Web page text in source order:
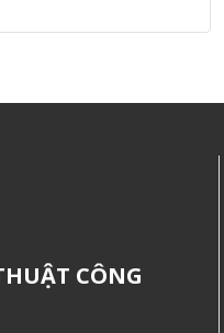
CÔNG